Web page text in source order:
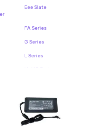
Eee Slate
FA Series
G Series
L Series
MeMO Pad
Pro Essential
Series
R Series